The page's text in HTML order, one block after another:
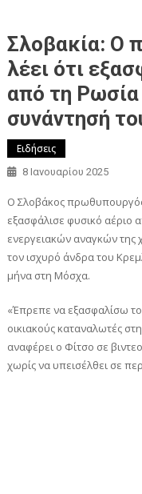
Σλοβακία: Ο
λέει ότι
από τη
συνάντησή
Ειδήσεις
8 Ιανουαρίου 2025
Ο Σλοβάκος
εξασφάλισε φυσικό αέριο
ενεργειακών αναγκών της
τον ισχυρό άνδρα του
μήνα στη Μόσχα.
«Έπρεπε να εξασφαλίσω
οικιακούς καταναλωτές
αναφέρει ο Φίτσο σε
χωρίς να υπεισέλθει σε